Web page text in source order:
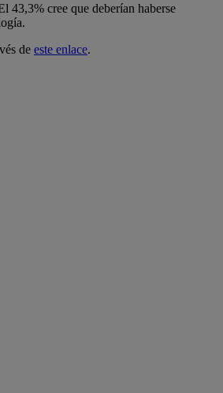
43,3% cree que deberían haberse
de este enlace.